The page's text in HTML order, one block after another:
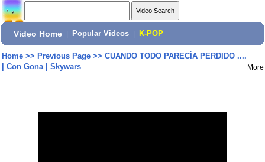
Video Home Popular Videos K-POP
Home>> Previous Page>> CUANDO TODO PARECÍA PERDIDO ....
| Con Gona | Skywars
More